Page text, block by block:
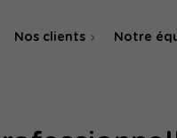
Nos clients Notre